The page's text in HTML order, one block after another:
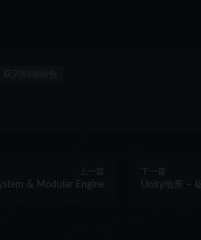
上一篇
& Modular Engine
下一篇
Unity地形 –